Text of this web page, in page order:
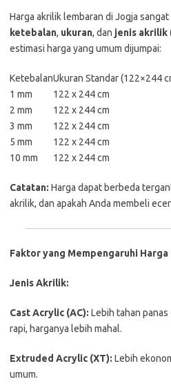
Harga akrilik lembaran di Jogja sangat
ketebalan, ukuran, dan jenis akrilik
estimasi harga yang umum dijumpai:
KetebalanUkuran Standar (122×244
1 mm 122 x 244cm
2 mm 122 x 244cm
3 mm 122 x 244cm
5 mm 122 x 244cm
10 mm 122 x 244cm
Catatan: Harga dapatberbeda
akrilik, dan apakah Anda membeli
Faktoryang Mempengaruhi Harga
JenisAkrilik:
CastAcrylic (AC): Lebih tahan panas
rapi, harganya lebih mahal.
Extruded Acrylic (XT): Lebih
umum.